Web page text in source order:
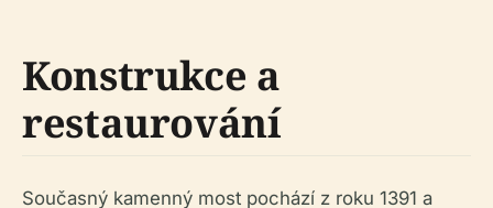
Konstrukce a
restaurování
Současný kamenný most pochází z roku 1391 a